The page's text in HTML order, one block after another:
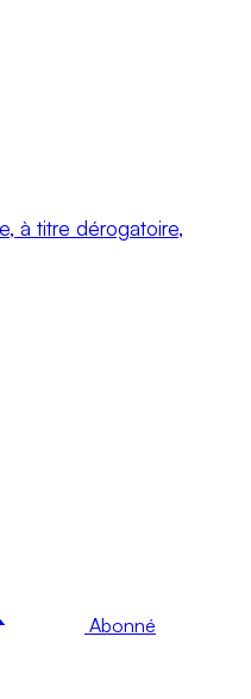
à titre dérogatoire,
Abonné